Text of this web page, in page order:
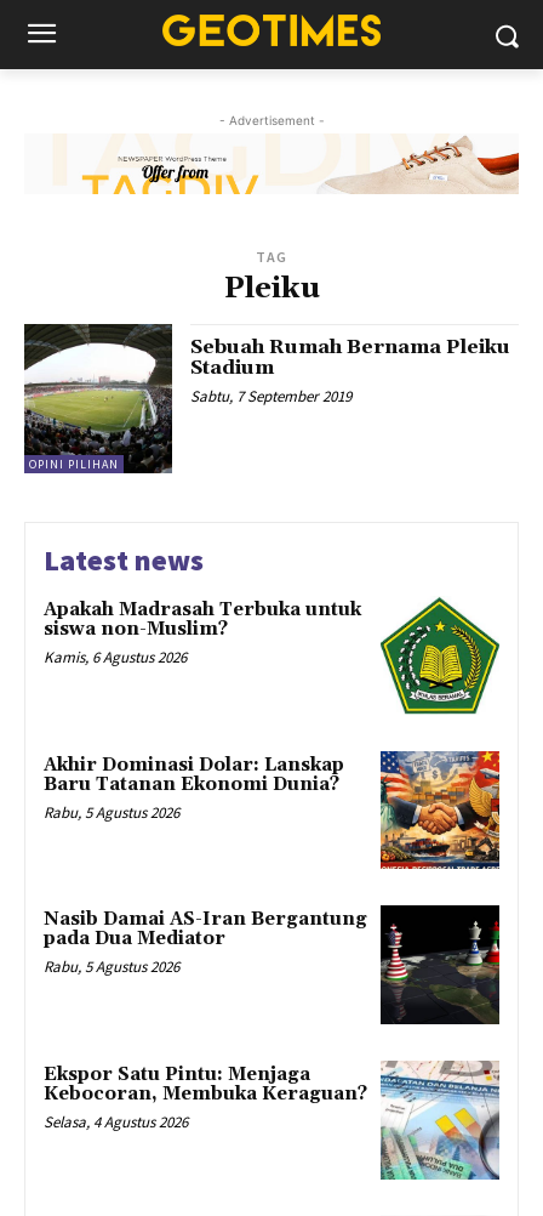
- Advertisement -
TAG
Pleiku
OPINI PILIHAN
Sebuah Rumah Bernama Pleiku
Stadium
Sabtu, 7 September 2019
Latest news
Apakah Madrasah Terbuka untuk
siswa non-Muslim?
Kamis, 6 Agustus 2026
Akhir Dominasi Dolar: Lanskap
Baru Tatanan Ekonomi Dunia?
Rabu, 5 Agustus 2026
Nasib Damai AS-Iran Bergantung
pada Dua Mediator
Rabu, 5 Agustus 2026
Ekspor Satu Pintu: Menjaga
Kebocoran, Membuka Keraguan?
Selasa, 4 Agustus 2026